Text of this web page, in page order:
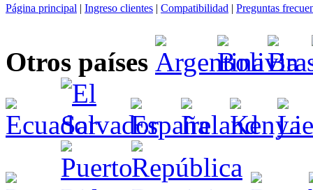
Página principal | Ingreso clientes | Compatibilidad | Preguntas
Otros países